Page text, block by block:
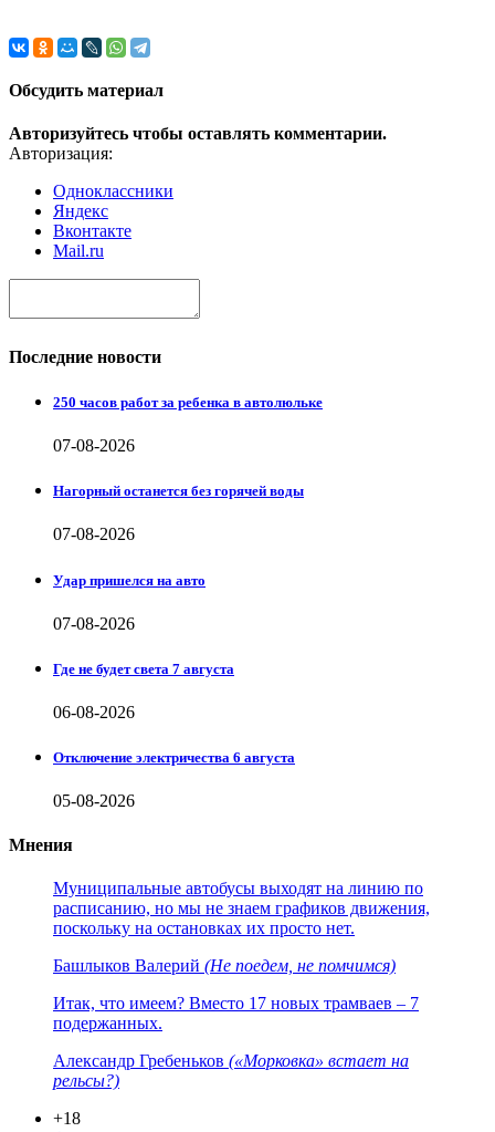
Обсудить материал
Авторизуйтесь чтобы оставлять комментарии.
Авторизация:
Одноклассники
Яндекс
Вконтакте
Mail.ru
Последние новости
250 часов работ за ребенка в автолюльке
07-08-2026
Нагорный останется без горячей воды
07-08-2026
Удар пришелся на авто
07-08-2026
Где не будет света 7 августа
06-08-2026
Отключение электричества 6 августа
05-08-2026
Мнения
Муниципальные автобусы выходят на линию по
расписанию, но мы не знаем графиков движения,
поскольку на остановках их просто нет.
Башлыков Валерий (Не поедем, не помчимся)
Итак, что имеем? Вместо 17 новых трамваев – 7
подержанных.
Александр Гребеньков («Морковка» встает на
рельсы?)
+18